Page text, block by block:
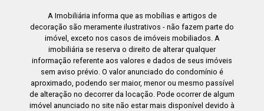
A Imobiliária informa que as mobílias e artigos de
decoração são meramente ilustrativos - não fazem parte do
imóvel, exceto nos casos de imóveis mobiliados. A
imobiliária se reserva o direito de alterar qualquer
informação referente aos valores e dados de seus imóveis
sem aviso prévio. O valor anunciado do condomínio é
aproximado, podendo ser maior, menor ou mesmo passível
de alteração no decorrer da locação. Pode ocorrer de algum
imóvel anunciado no site não estar mais disponível devido à